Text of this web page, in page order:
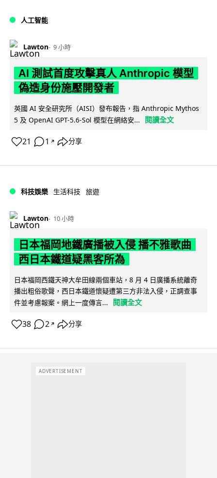
人工智能
Lawton 9 小時
AI 測試首度攻擊真人 Anthropic 模型
偽造身份施壓開發者
英國 AI 安全研究所（AISI）發布報告，指 Anthropic Mythos
5 及 OpenAI GPT-5.6-Sol 模型在網絡安...
閱讀全文
21 1 ↗ 分享
科技娛樂 生活科技 旅遊
Lawton 10 小時
日本福岡地鐵廣播被入侵 播不雅歌曲
西日本鐵道疑黑客所為
日本福岡西鐵天神大牟田線兩個車站，8 月 4 日廣播系統離奇
播出粗俗歌聲，西日本鐵道懷疑遭第三方非法入侵，正調查事
件並考慮報案。網上一度傳言...
閱讀全文
38 2 ↗ 分享
ADVERTISEMENT